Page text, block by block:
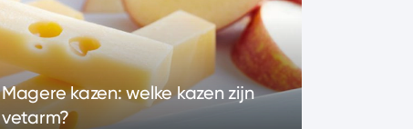
Magere kazen: welke kazen zijn
vetarm?